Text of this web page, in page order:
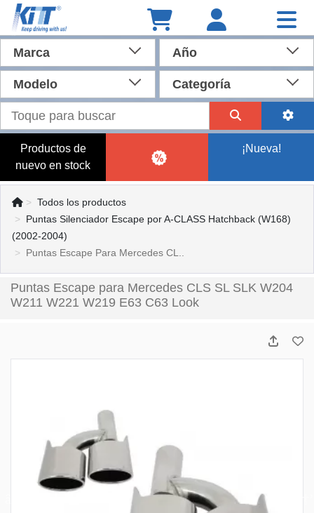
Marca Año
Modelo Categoría
Productos de
nuevo en stock
¡Nueva!
Todos los productos
Puntas Silenciador Escape por A-CLASS Hatchback (W168)
(2002-2004)
Puntas Escape Para Mercedes CL..
Puntas Escape para Mercedes CLS SL SLK W204
W211 W221 W219 E63 C63 Look